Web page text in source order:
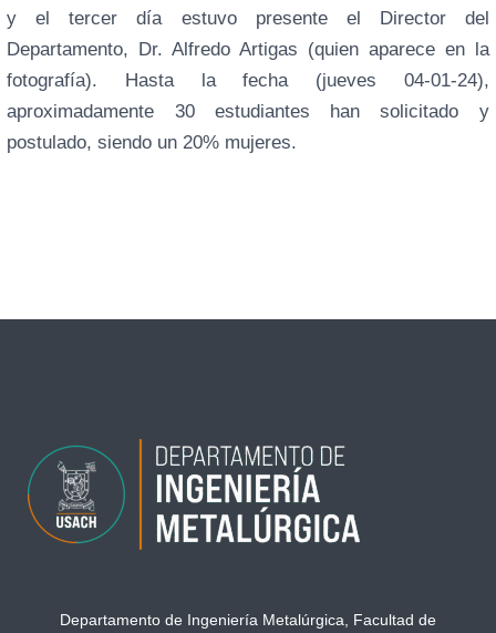
y el tercer día estuvo presente el Director del
Departamento, Dr. Alfredo Artigas (quien aparece en la
fotografía). Hasta la fecha (jueves 04-01-24),
aproximadamente 30 estudiantes han solicitado y
postulado, siendo un 20% mujeres.
Departamento de Ingeniería Metalúrgica, Facultad de